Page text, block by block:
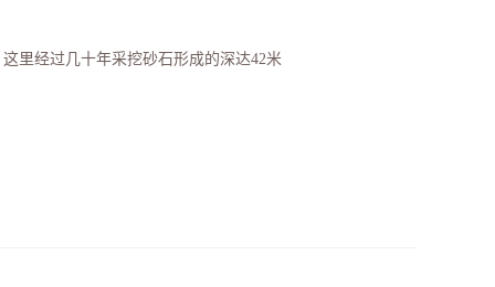
里经过几十年采挖砂石形成的深达42米